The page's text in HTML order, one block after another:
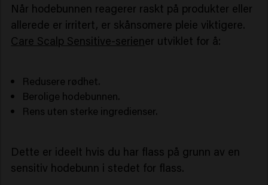
Når hodebunnen reagerer raskt på produkter eller
allerede er irritert, er skånsomere pleie viktigere.
Care Scalp Sensitive-seriener utviklet for å:
Redusere rødhet.
Berolige hodebunnen.
Rens uten sterke ingredienser.
Dette er ideelt hvis du har flass på grunn av en
sensitiv hodebunn i stedet for flass.